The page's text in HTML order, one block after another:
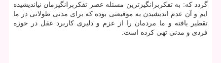
گردد كه: به تفكربرانگیزترین مسئله عصر تفكربرانگیزمان نیاندیشیده
ایم و آن عدم اندیشیدن به موقیعتی بوده كه برای مدتی طولانی در ما
تقطیر یافته و ما مردمان را از عزم و دلیری كاربرد عقل در حوزه
فردی و مدنی تهی كرده است.